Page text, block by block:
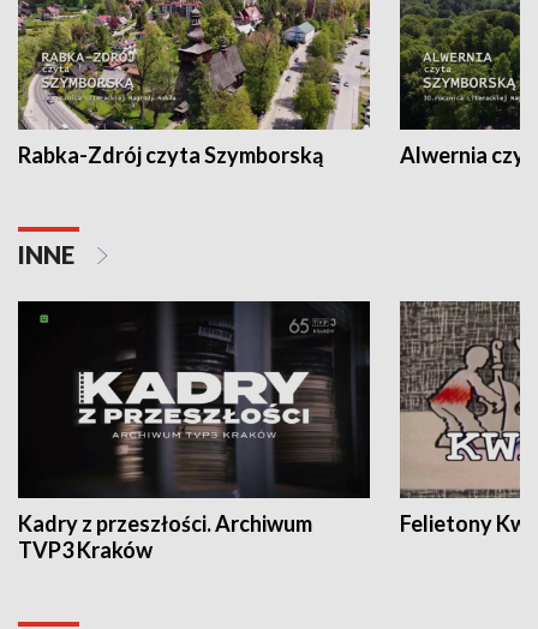
Rabka-Zdrój czyta Szymborską Alwernia
INNE
Kadry z przeszłości. Archiwum
TVP3 Kraków
Felietony